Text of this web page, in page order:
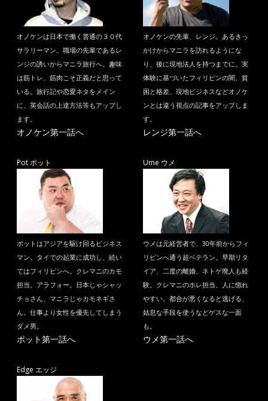
オノケンは日本で働く普通の３０代
サラリーマン。職場の先輩であるレ
ンジの誘いからマニラ旅行へ。趣味
は筋トレ、筋肉こそ正義だと思って
いる。旅行記や恋愛ネタをメイン
に、英会話の上達方法等もアップし
ます。
オノケン第一話へ
オノケンの先輩、レンジ。あるきっ
かけからマニラを訪れるようにな
り、後に現地法人を持つまでに。実
体験に基づいたフィリピンの闇、貧
困と格差、現地ビジネスなどオノケ
ンとは違う視点の記事をアップしま
す。
レンジ第一話へ
Pot ポット
ポットはアジアを駆け回るビジネス
マン。タイでの起業に成功し、続い
てはフィリピンへ。クレマニのカモ
担当。アラフォー。日本じゃシャッ
チョさん、マニラじゃカモネギさ
ん。仕事より女性を優先してしまう
ダメ男。
ポット第一話へ
Ume ウメ
ウメは元経営者で、30年前からフィ
リピンへ通う超ベテラン。早期リタ
イア、二度の離婚、ネトゲ廃人も経
験。クレマニのホレ担当。人に惚れ
やすい。都合が悪くなると逃げる、
姑息な手段を使うなどゲスな一面
も。
ウメ第一話へ
Edge エッジ